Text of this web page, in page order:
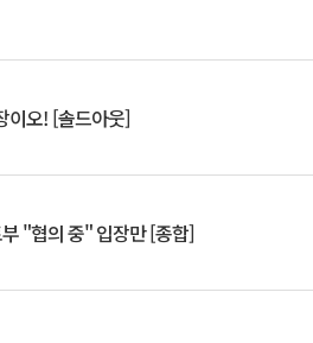
이오! [솔드아웃]
"협의 중" 입장만 [종합]